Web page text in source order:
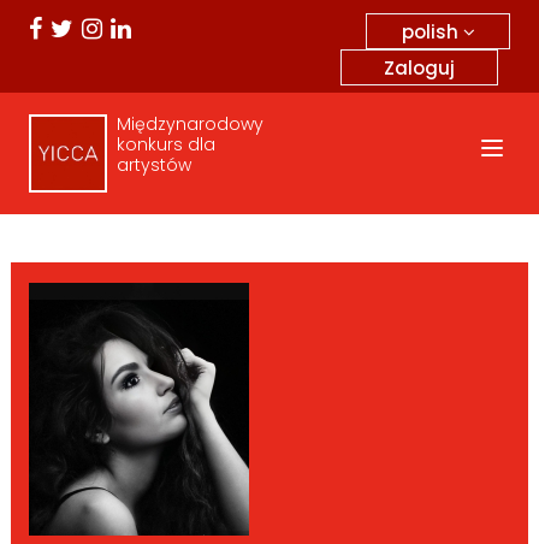
polish
Zaloguj
Międzynarodowy
konkurs dla
artystów